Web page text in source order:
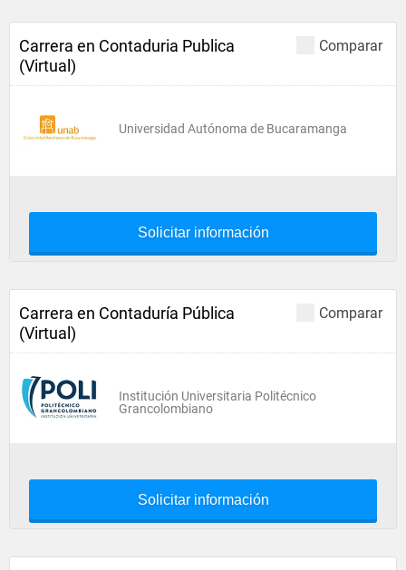
Comparar
Carrera en Contaduria Publica
(Virtual)
Universidad Autónoma de Bucaramanga
Solicitar información
Comparar
Carrera en Contaduría Pública
(Virtual)
Institución Universitaria Politécnico
Grancolombiano
Solicitar información